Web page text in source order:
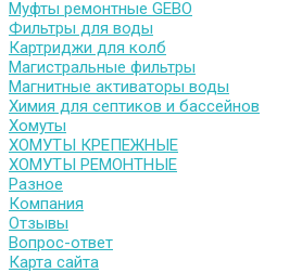
Муфты ремонтные GEBO
Фильтры для воды
Картриджи для колб
Магистральные фильтры
Магнитные активаторы воды
Химия для септиков и бассейнов
Хомуты
ХОМУТЫ КРЕПЕЖНЫЕ
ХОМУТЫ РЕМОНТНЫЕ
Разное
Компания
Отзывы
Вопрос-ответ
Карта сайта